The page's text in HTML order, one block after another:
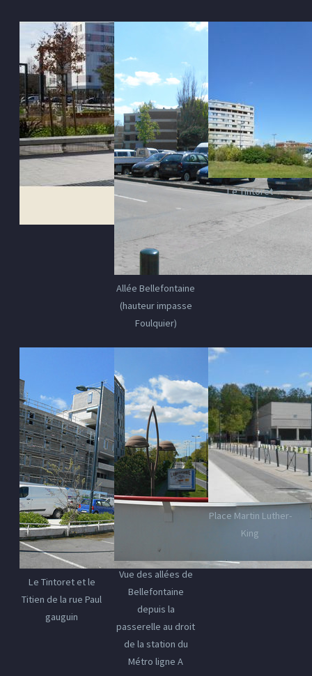
Allée Bellefontaine
(hauteur impasse
Foulquier)
Le Tintoret
Le Tintoret et le
Titien de la rue Paul
gauguin
Vue des allées de
Bellefontaine
depuis la
passerelle au droit
de la station du
Métro ligne A
Place Martin Luther-
King